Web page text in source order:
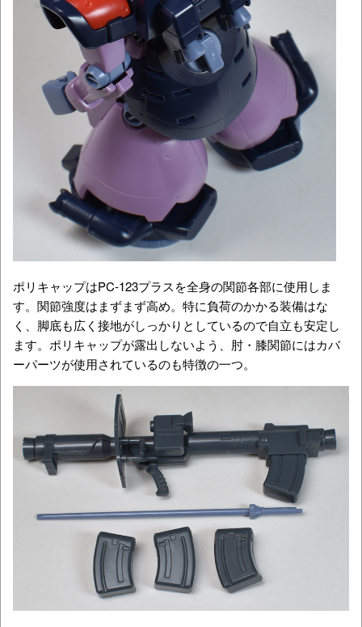
ポリキャップはPC-123プラスを全身の関節各部に使用しま
す。関節強度はまずまず高め。特に負荷のかかる装備はな
く、脚底も広く接地がしっかりとしているので自立も安定し
ます。ポリキャップが露出しないよう、肘・膝関節にはカバ
ーパーツが使用されているのも特徴の一つ。